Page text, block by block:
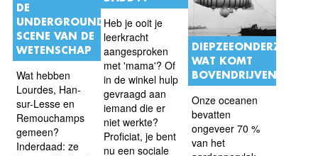
Heb je ooit je
leerkracht
aangesproken
met 'mama'? Of
in de winkel hulp
gevraagd aan
iemand die er
niet werkte?
Proficiat, je bent
nu een sociale
DE
UNDERGROUND
SCENE VAN DE
WETENSCHAP
Wat hebben
Lourdes, Han-
sur-Lesse en
Remouchamps
gemeen?
Inderdaad: ze
DIEPZEEONDERZOEK:
WAT KOMT
BOVENDRIJVEN?
Onze oceanen
bevatten
ongeveer 70 %
van het